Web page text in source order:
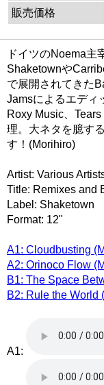
販売価格
ドイツのNoema主
Shaketownや
で展開されてきた
Jamsによるエディ
Roxy Music、
理。大ネタを臆す
す！(Morihiro)
Artist: Various
Title: Remixes and
Label: Shaketown
Format: 12"
A1: Cloudbusting
A2: Orinoco Flow
B1: The Space
B2: Rule the World
A1: